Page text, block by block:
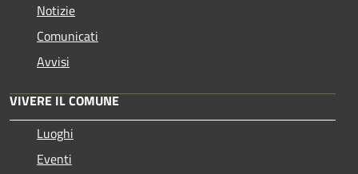
Notizie
Comunicati
Avvisi
VIVERE IL COMUNE
Luoghi
Eventi